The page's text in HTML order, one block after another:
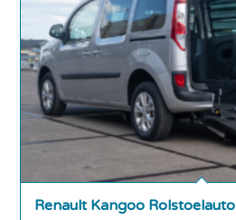
Renault Kangoo Rolstoelauto